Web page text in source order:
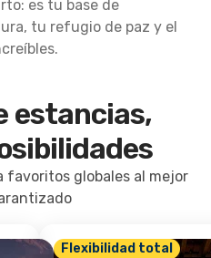
es tu base de
tu refugio de paz y el
estancias,
favoritos globales al mejor
Flexibilidad total